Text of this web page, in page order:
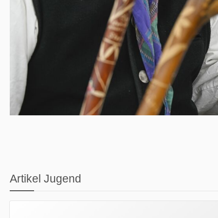
Artikel Jugend